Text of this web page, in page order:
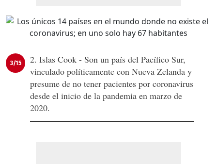
3/15
2. Islas Cook - Son un país del Pacífico Sur,
vinculado políticamente con Nueva Zelanda y
presume de no tener pacientes por coronavirus
desde el inicio de la pandemia en marzo de
2020.